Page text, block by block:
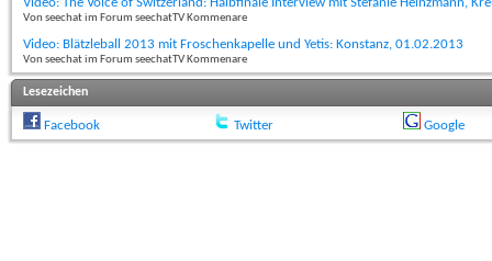
Video: The Voice of Switzerland: Halbfinale Interview mit Stefanie Heinzmann,
Von seechat im Forum seechatTV Kommenare
Video: Blätzleball 2013 mit Froschenkapelle und Yetis: Konstanz, 01.02.2013
Von seechat im Forum seechatTV Kommenare
Lesezeichen
Facebook Twitter Google